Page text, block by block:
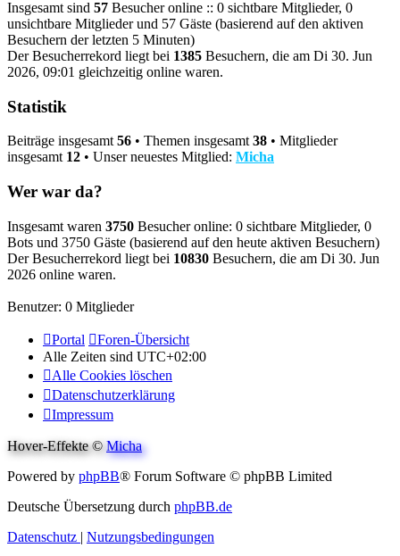
Insgesamt sind 57 Besucher online :: 0 sichtbare Mitglieder, 0
unsichtbare Mitglieder und 57 Gäste (basierend auf den aktiven
Besuchern der letzten 5 Minuten)
Der Besucherrekord liegt bei 1385 Besuchern, die am Di 30. Jun
2026, 09:01 gleichzeitig online waren.
Statistik
Beiträge insgesamt 56 • Themen insgesamt 38 • Mitglieder
insgesamt 12 • Unser neuestes Mitglied: Micha
Wer war da?
Insgesamt waren 3750 Besucher online: 0 sichtbare Mitglieder, 0
Bots und 3750 Gäste (basierend auf den heute aktiven Besuchern)
Der Besucherrekord liegt bei 10830 Besuchern, die am Di 30. Jun
2026 online waren.
Benutzer: 0 Mitglieder
Portal
Foren-Übersicht
Alle Zeiten sind UTC+02:00
Alle Cookies löschen
Datenschutzerklärung
Impressum
Hover-Effekte © Micha
Powered by phpBB® Forum Software © phpBB Limited
Deutsche Übersetzung durch phpBB.de
Datenschutz | Nutzungsbedingungen